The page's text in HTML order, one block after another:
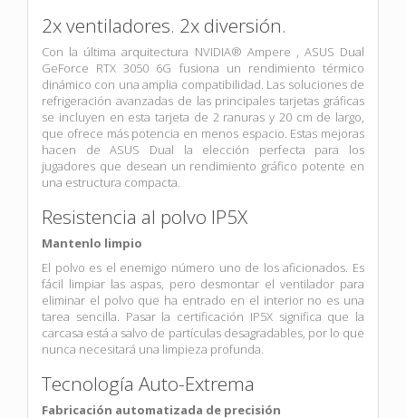
2x ventiladores. 2x diversión.
Con la última arquitectura NVIDIA® Ampere , ASUS Dual
GeForce RTX 3050 6G fusiona un rendimiento térmico
dinámico con una amplia compatibilidad. Las soluciones de
refrigeración avanzadas de las principales tarjetas gráficas
se incluyen en esta tarjeta de 2 ranuras y 20 cm de largo,
que ofrece más potencia en menos espacio. Estas mejoras
hacen de ASUS Dual la elección perfecta para los
jugadores que desean un rendimiento gráfico potente en
una estructura compacta.
Resistencia al polvo IP5X
Mantenlo limpio
El polvo es el enemigo número uno de los aficionados. Es
fácil limpiar las aspas, pero desmontar el ventilador para
eliminar el polvo que ha entrado en el interior no es una
tarea sencilla. Pasar la certificación IP5X significa que la
carcasa está a salvo de partículas desagradables, por lo que
nunca necesitará una limpieza profunda.
Tecnología Auto-Extrema
Fabricación automatizada de precisión